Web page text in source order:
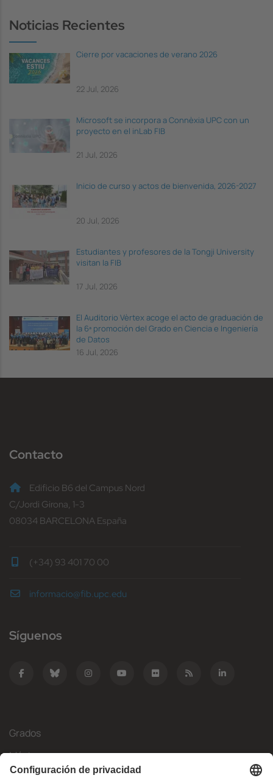
Noticias Recientes
Cierre por vacaciones de verano 2026
22 Jul, 2026
Microsoft se incorpora a Connèxia UPC con un
proyecto en el inLab FIB
21 Jul, 2026
Inicio de curso y actos de bienvenida, 2026-2027
20 Jul, 2026
Estudiantes y profesores de la Tongji University
visitan la FIB
17 Jul, 2026
El Auditorio Vèrtex acoge el acto de graduación de
la 6ª promoción del Grado en Ciencia e Ingeniería
de Datos
16 Jul, 2026
Contacto
Edificio B6 del Campus Nord
C/Jordi Girona, 1-3
08034 BARCELONA España
(+34) 93 401 70 00
informacio@fib.upc.edu
Síguenos
Grados
Másteres